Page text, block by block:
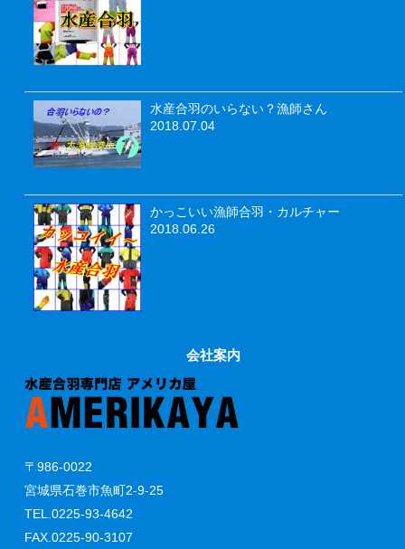
水産合羽のいらない？漁師さん
2018.07.04
かっこいい漁師合羽・カルチャー
2018.06.26
会社案内
〒986-0022
宮城県石巻市魚町2-9-25
TEL.0225-93-4642
FAX.0225-90-3107